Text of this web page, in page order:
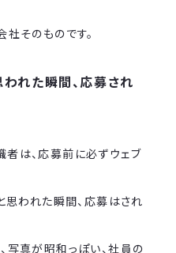
社そのものです。
われた瞬間、応募され
は、応募前に必ずウェブ
思われた瞬間、応募はされ
写真が昭和っぽい、社員の